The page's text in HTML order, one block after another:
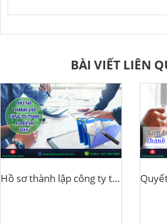
BÀI VIẾT LIÊN
Hồ sơ thành lập công ty tnhh 1 thành viên